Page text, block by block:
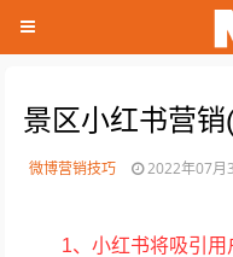
景区小红书营
微博营销技巧 2022年07月
1、小红书将吸引